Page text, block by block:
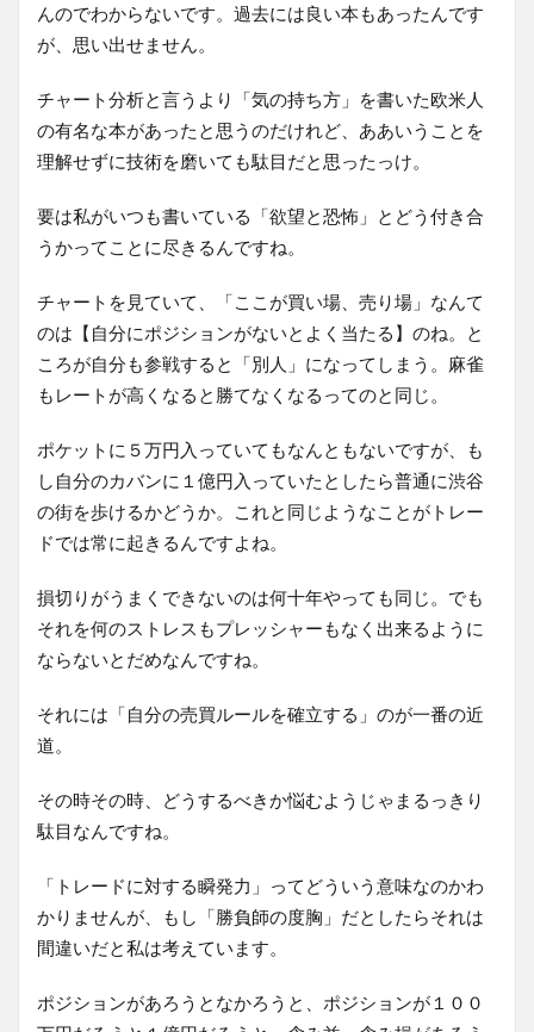
んのでわからないです。過去には良い本もあったんです
が、思い出せません。
チャート分析と言うより「気の持ち方」を書いた欧米人
の有名な本があったと思うのだけれど、ああいうことを
理解せずに技術を磨いても駄目だと思ったっけ。
要は私がいつも書いている「欲望と恐怖」とどう付き合
うかってことに尽きるんですね。
チャートを見ていて、「ここが買い場、売り場」なんて
のは【自分にポジションがないとよく当たる】のね。と
ころが自分も参戦すると「別人」になってしまう。麻雀
もレートが高くなると勝てなくなるってのと同じ。
ポケットに５万円入っていてもなんともないですが、も
し自分のカバンに１億円入っていたとしたら普通に渋谷
の街を歩けるかどうか。これと同じようなことがトレー
ドでは常に起きるんですよね。
損切りがうまくできないのは何十年やっても同じ。でも
それを何のストレスもプレッシャーもなく出来るように
ならないとだめなんですね。
それには「自分の売買ルールを確立する」のが一番の近
道。
その時その時、どうするべきか悩むようじゃまるっきり
駄目なんですね。
「トレードに対する瞬発力」ってどういう意味なのかわ
かりませんが、もし「勝負師の度胸」だとしたらそれは
間違いだと私は考えています。
ポジションがあろうとなかろうと、ポジションが１００